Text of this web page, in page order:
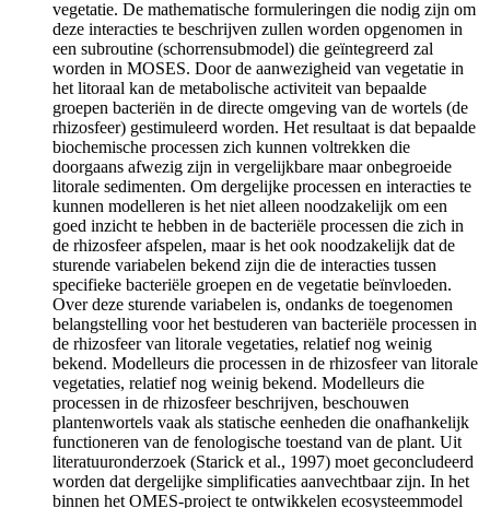
vegetatie. De mathematische formuleringen die nodig zijn om
deze interacties te beschrijven zullen worden opgenomen in
een subroutine (schorrensubmodel) die geïntegreerd zal
worden in MOSES. Door de aanwezigheid van vegetatie in
het litoraal kan de metabolische activiteit van bepaalde
groepen bacteriën in de directe omgeving van de wortels (de
rhizosfeer) gestimuleerd worden. Het resultaat is dat bepaalde
biochemische processen zich kunnen voltrekken die
doorgaans afwezig zijn in vergelijkbare maar onbegroeide
litorale sedimenten. Om dergelijke processen en interacties te
kunnen modelleren is het niet alleen noodzakelijk om een
goed inzicht te hebben in de bacteriële processen die zich in
de rhizosfeer afspelen, maar is het ook noodzakelijk dat de
sturende variabelen bekend zijn die de interacties tussen
specifieke bacteriële groepen en de vegetatie beïnvloeden.
Over deze sturende variabelen is, ondanks de toegenomen
belangstelling voor het bestuderen van bacteriële processen in
de rhizosfeer van litorale vegetaties, relatief nog weinig
bekend. Modelleurs die processen in de rhizosfeer van litorale
vegetaties, relatief nog weinig bekend. Modelleurs die
processen in de rhizosfeer beschrijven, beschouwen
plantenwortels vaak als statische eenheden die onafhankelijk
functioneren van de fenologische toestand van de plant. Uit
literatuuronderzoek (Starick et al., 1997) moet geconcludeerd
worden dat dergelijke simplificaties aanvechtbaar zijn. In het
binnen het OMES-project te ontwikkelen ecosysteemmodel